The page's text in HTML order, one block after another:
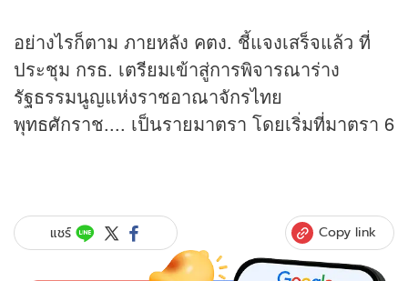
อย่างไรก็ตาม ภายหลัง คตง. ชี้แจงเสร็จแล้ว ที่
ประชุม กรธ. เตรียมเข้าสู่การพิจารณาร่าง
รัฐธรรมนูญแห่งราชอาณาจักรไทย
พุทธศักราช.... เป็นรายมาตรา โดยเริ่มที่มาตรา 6
แชร์ Copy link